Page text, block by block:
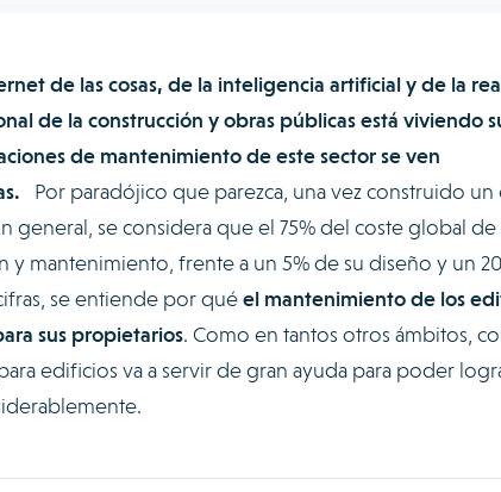
de las cosas, de la inteligencia artificial y de la
de la construcción y obras públicas está viviendo
de mantenimiento de este sector se ven
Por paradójico que parezca, una vez construido un
general, se considera que el 75% del coste global
mantenimiento, frente a un 5% de su diseño y un
se entiende por quéel mantenimiento de los
sus propietarios. Como en tantos otros ámbitos,
edificios va a servir de gran ayuda para poder